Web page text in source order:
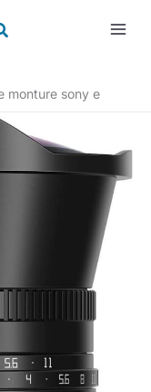
monture sony e